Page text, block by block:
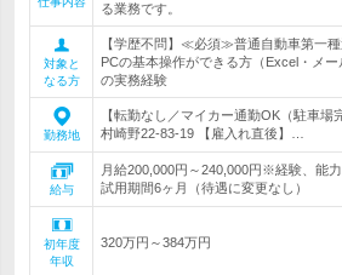
る業務です。
対象と
なる方
【学歴不問】≪必須≫普通自動車第一種
PCの基本操作ができる方（Excel・メ
の実務経験
勤務地
【転勤なし／マイカー通勤OK（駐車
村崎野22-83-19 【雇入れ直後】…
給与
月給200,000円～240,000円※経験、能
試用期間6ヶ月（待遇に変更なし）
初年度
年収
320万円～384万円